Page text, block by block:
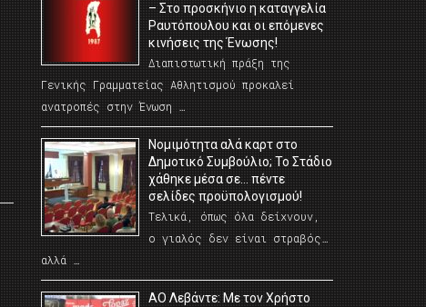
– Στο προσκήνιο η καταγγελία
Ραυτόπουλου και οι επόμενες
κινήσεις της Ένωσης!
Διαπιστωτική πράξη της
Γενικής Γραμματείας Αθλητισμού προκαλεί
ανατροπές στην Ένωση …
Νομιμότητα αλά καρτ στο
Δημοτικό Συμβούλιο; Το Στάδιο
χάθηκε μέσα σε… πέντε
σελίδες προϋπολογισμού!
Τελικά, όπως όλα δείχνουν,
ο γιαλός δεν είναι στραβός…
αλλά …
ΑΟ Λεβάντε: Με τον Χρήστο